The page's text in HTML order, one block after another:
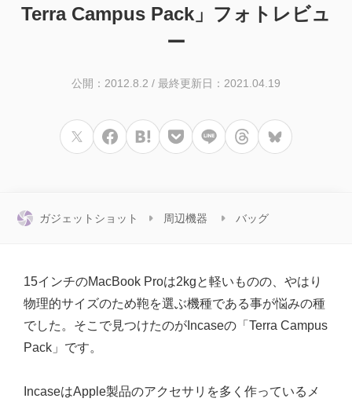
Terra Campus Pack」フォトレビュ
ー
公開：2012.8.2 / 最終更新日：2021.04.19
ガジェットショット 周辺機器 バッグ
15インチのMacBook Proは2kgと軽いものの、やはり
物理的サイズのため鞄を選ぶ機種である事が悩みの種
でした。そこで見つけたのがIncaseの「Terra Campus
Pack」です。
IncaseはApple製品のアクセサリを多く作っているメ